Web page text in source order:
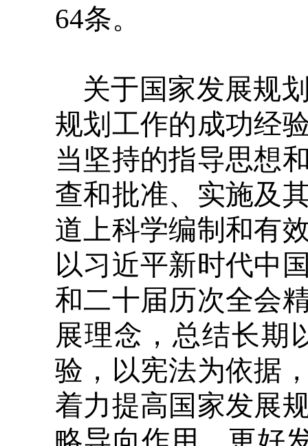
64条。
关于国家发展规
规划工作的成功经
当坚持的指导思想
查和批准、实施及
道上科学编制和有
以习近平新时代中
和二十届历次全会
展理念，总结长期
验，以宪法为依据
着力提高国家发展